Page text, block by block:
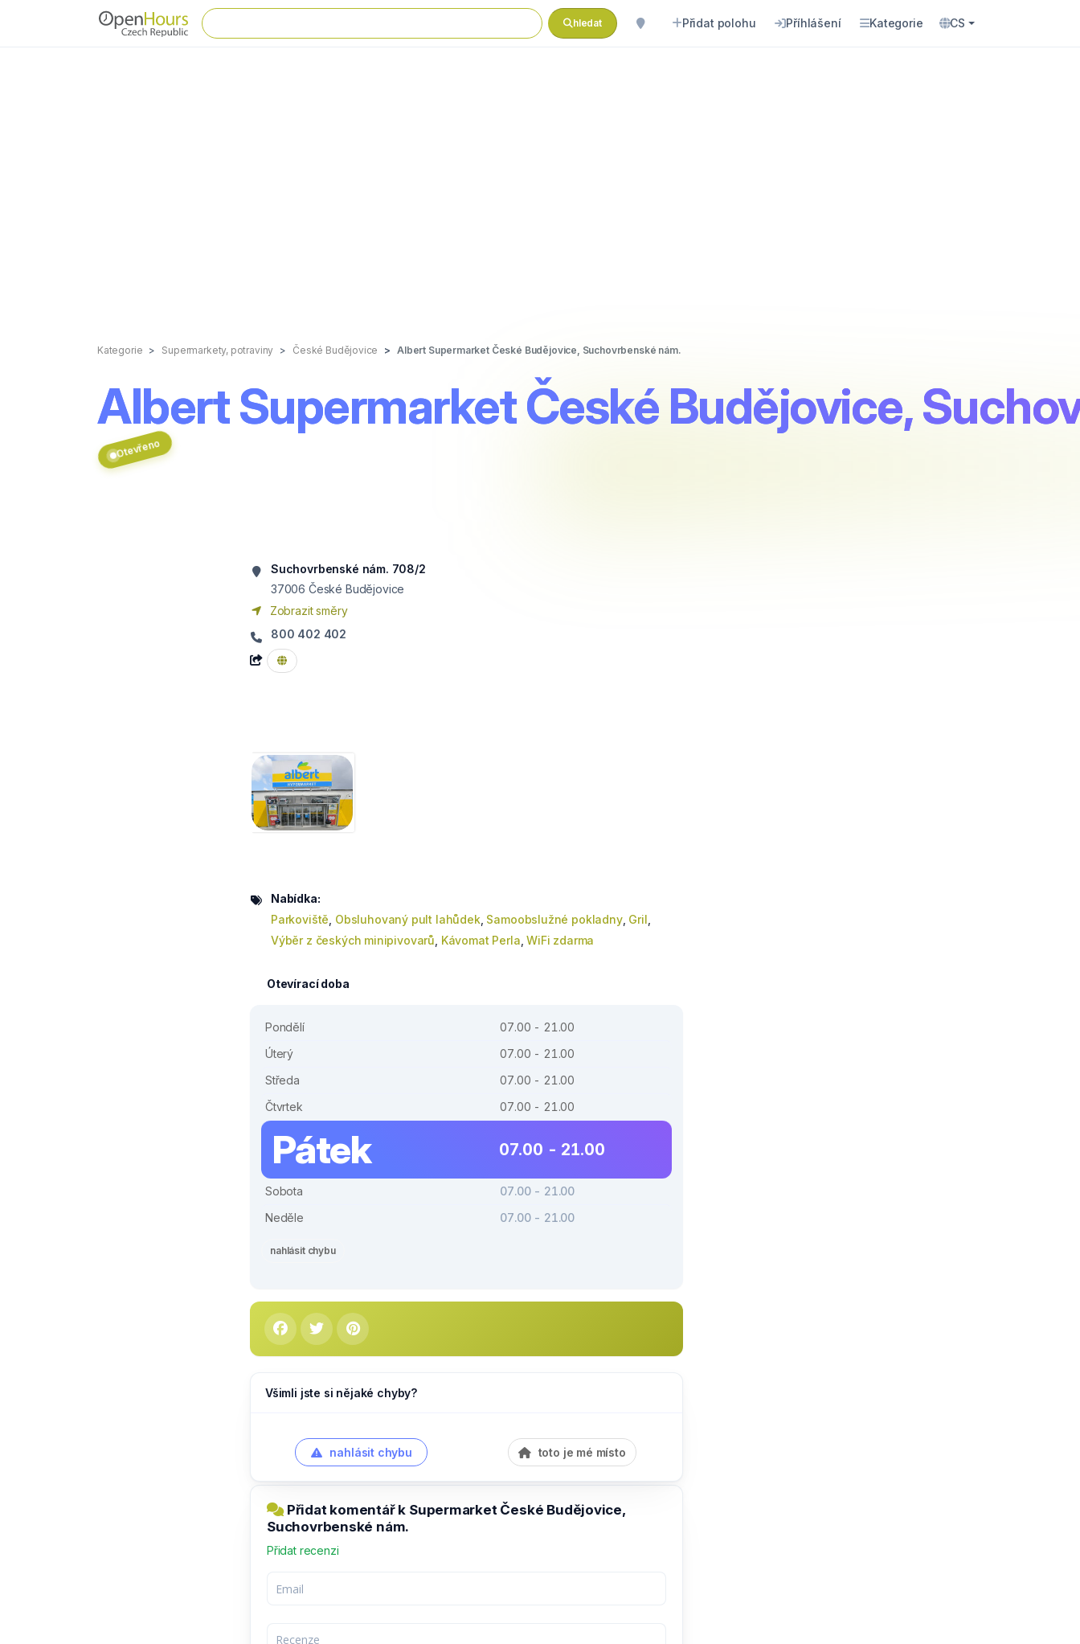
hledat Přidat polohu Příhlášení Kategorie CS
Kategorie Supermarkety, potraviny České Budějovice Albert Supermarket České Budějovice, Suchovrbenské nám.
Albert Supermarket České Budějovice,
Otevřeno
Suchovrbenské nám. 708/2
37006 České Budějovice
Zobrazit směry
800 402 402
Nabídka:
Parkoviště Obsluhovaný pult lahůdek, Samoobslužné pokladny, Gril
Výběr z českých minipivovarů Kávomat Perla ,WiFi zdarma
Otevírací doba
Pondělí
07.00 - 21.00
Úterý
07.00 - 21.00
Středa
07.00 - 21.00
Čtvrtek
07.00 - 21.00
Pátek 07.00 - 21.00
Sobota
07.00 - 21.00
Neděle
07.00 - 21.00
nahlásit chybu
Všimli jste si nějaké chyby?
nahlásit chybu toto je mé místo
Přidat komentář k Supermarket České Budějovice,
Suchovrbenské nám.
Přidat recenzi